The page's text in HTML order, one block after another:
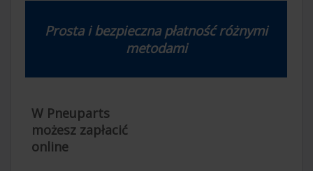
Prosta i bezpieczna płatność różnymi
metodami
W Pneuparts
możesz zapłacić
online